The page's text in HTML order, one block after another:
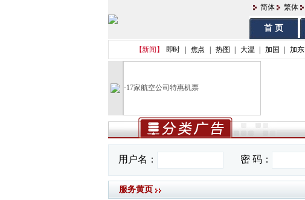
简体 繁体
首 页
【新闻】 即时 焦点 热图 大温 加国 加东
·17家航空公司特惠机票
服务黄页